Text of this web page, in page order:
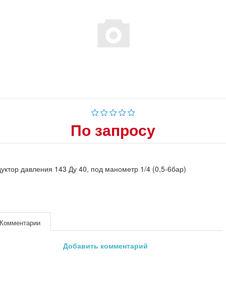
По запросу
давления 143 Ду 40, под манометр 1/4 (0,5-6бар)
Добавить комментарий